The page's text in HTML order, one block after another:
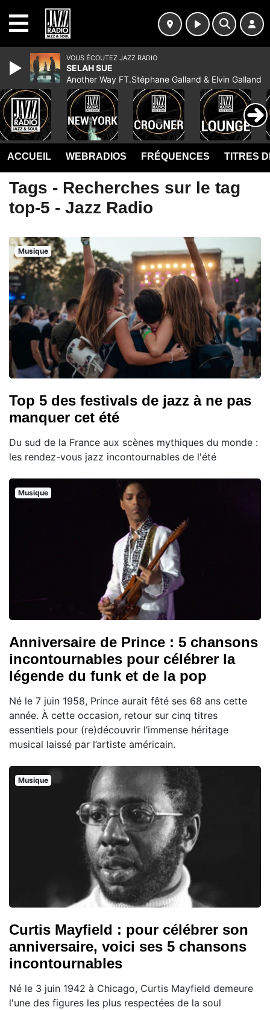
ACCUEIL WEBRADIOS FRÉQUENCES TITRES
Tags - Recherches sur le tag
top-5 - Jazz Radio
Musique
Top 5 des festivals de jazz à ne pas
manquer cet été
Du sud de la France aux scènes mythiques du monde :
les rendez-vous jazz incontournables de l'été
Musique
Anniversaire de Prince : 5 chansons
incontournables pour célébrer la
légende du funk et de la pop
Né le 7 juin 1958, Prince aurait fêté ses 68 ans cette
année. À cette occasion, retour sur cinq titres
essentiels pour (re)découvrir l’immense héritage
musical laissé par l’artiste américain.
Musique
Curtis Mayfield : pour célébrer son
anniversaire, voici ses 5 chansons
incontournables
Né le 3 juin 1942 à Chicago, Curtis Mayfield demeure
l'une des figures les plus respectées de la soul
VOUS ÉCOUTEZ JAZZ RADIO
SELAH SUE
Another Way FT.Stéphane Galland & Elvin Galland